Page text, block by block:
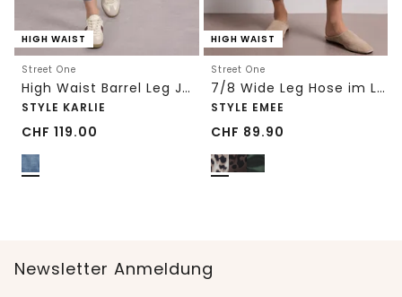
HIGH WAIST
Street One
High Waist Barrel Leg Jeans im Loose Fit
STYLE KARLIE
CHF 119.00
HIGH WAIST
Street One
7/8 Wide Leg Hose im Loose Fit mit Print
STYLE EMEE
CHF 89.90
Newsletter Anmeldung